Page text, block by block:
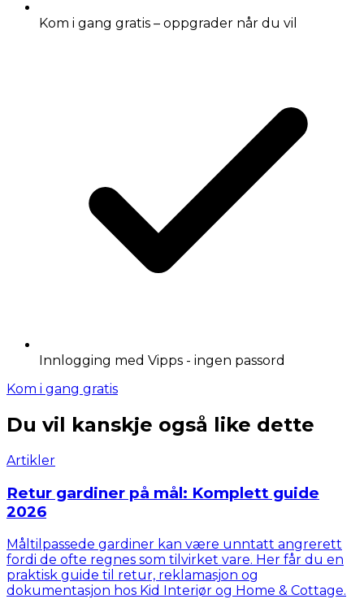
Kom i gang gratis – oppgrader når du vil
Innlogging med Vipps - ingen passord
Kom i gang gratis
Du vil kanskje også like dette
Artikler
Retur gardiner på mål: Komplett guide
2026
Måltilpassede gardiner kan være unntatt angrerett
fordi de ofte regnes som tilvirket vare. Her får du en
praktisk guide til retur, reklamasjon og
dokumentasjon hos Kid Interiør og Home & Cottage.